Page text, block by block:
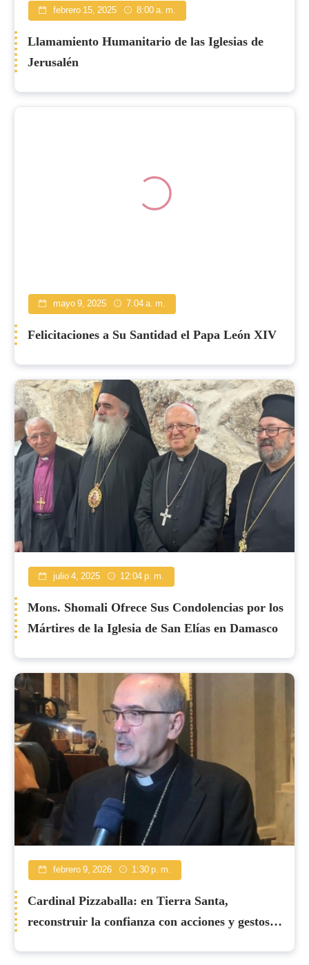
febrero 15, 2025 8:00 a. m.
Llamamiento Humanitario de las Iglesias de
Jerusalén
mayo 9, 2025 7:04 a. m.
Felicitaciones a Su Santidad el Papa León XIV
julio 4, 2025 12:04 p. m.
Mons. Shomali Ofrece Sus Condolencias por los
Mártires de la Iglesia de San Elías en Damasco
febrero 9, 2026 1:30 p. m.
Cardinal Pizzaballa: en Tierra Santa,
reconstruir la confianza con acciones y gestos